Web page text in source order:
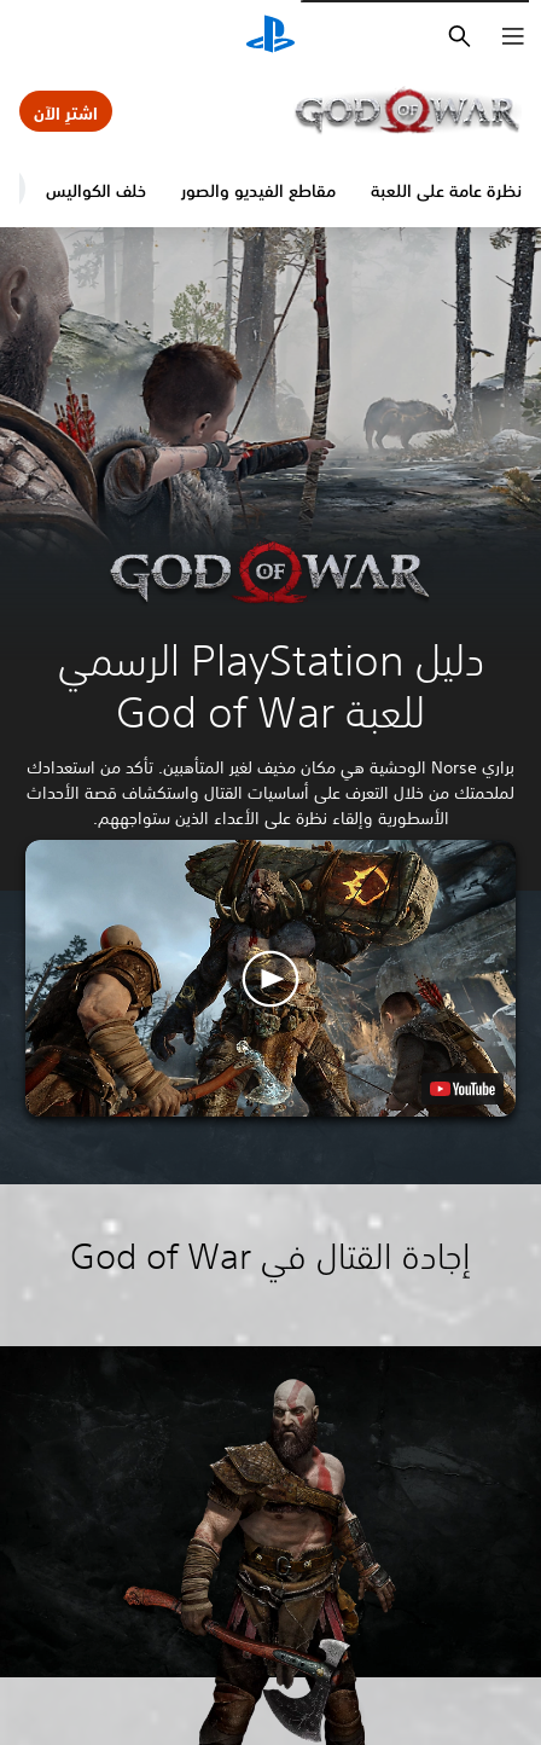
عامة على اللعبة مقاطع الفيديو والصور خلف الكواليس
اشترِ الآن
دليل PlayStation الرسمي
للعبة God of War
براري Norse الوحشية هي مكان مخيف لغير المتأهبين. تأكد من استعدادك
لملحمتك من خلال التعرف على أساسيات القتال واستكشاف قصة الأحداث
الأسطورية وإلقاء نظرة على الأعداء الذين ستواجههم.
إجادة القتال في God of War